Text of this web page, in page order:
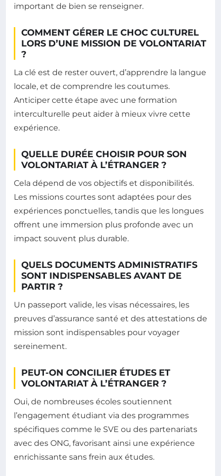
important de bien se renseigner.
COMMENT GÉRER LE CHOC CULTUREL
LORS D’UNE MISSION DE VOLONTARIAT
?
La clé est de rester ouvert, d’apprendre la langue
locale, et de comprendre les coutumes.
Anticiper cette étape avec une formation
interculturelle peut aider à mieux vivre cette
expérience.
QUELLE DURÉE CHOISIR POUR SON
VOLONTARIAT À L’ÉTRANGER ?
Cela dépend de vos objectifs et disponibilités.
Les missions courtes sont adaptées pour des
expériences ponctuelles, tandis que les longues
offrent une immersion plus profonde avec un
impact souvent plus durable.
QUELS DOCUMENTS ADMINISTRATIFS
SONT INDISPENSABLES AVANT DE
PARTIR ?
Un passeport valide, les visas nécessaires, les
preuves d’assurance santé et des attestations de
mission sont indispensables pour voyager
sereinement.
PEUT-ON CONCILIER ÉTUDES ET
VOLONTARIAT À L’ÉTRANGER ?
Oui, de nombreuses écoles soutiennent
l’engagement étudiant via des programmes
spécifiques comme le SVE ou des partenariats
avec des ONG, favorisant ainsi une expérience
enrichissante sans frein aux études.